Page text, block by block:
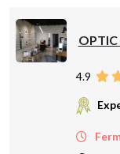
4.9